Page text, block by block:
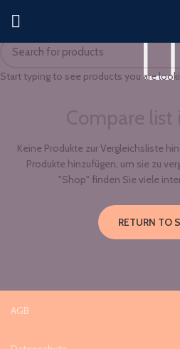
Compare list
Keine Produkte zur Vergleichsliste
Produkte hinzufügen, um sie zu
"Shop" finden Sie viele
RETURN TO
AGB
Start typing to see products you are